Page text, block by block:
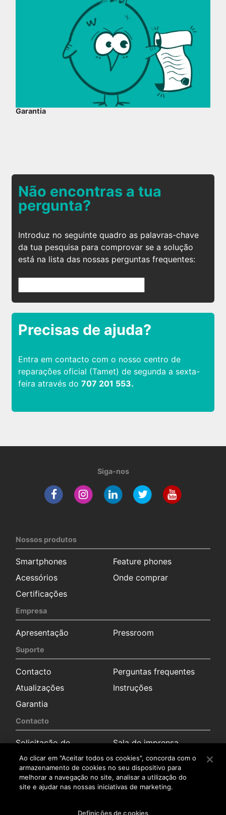
Garantia
Não encontras a tua
pergunta?
Introduz no seguinte quadro as palavras-chave
da tua pesquisa para comprovar se a solução
está na lista das nossas perguntas frequentes:
Precisas de ajuda?
Entra em contacto com o nosso centro de
reparações oficial (Tamet) de segunda a sexta-
feira através do 707 201 553.
Siga-nos
Nossos produtos
Smartphones
Feature phones
Acessórios
Onde comprar
Certificações
Empresa
Apresentação Pressroom
Suporte
Contacto
Perguntas frequentes
Atualizações
Instruções
Garantia
Contacto
Solicitação de
informação
Sala de imprensa
Distribuidores
Serviço pós-venda
Ao clicar em "Aceitar todos os cookies", concorda com o
armazenamento de cookies no seu dispositivo para
melhorar a navegação no site, analisar a utilização do
site e ajudar nas nossas iniciativas de marketing.
Definições de cookies